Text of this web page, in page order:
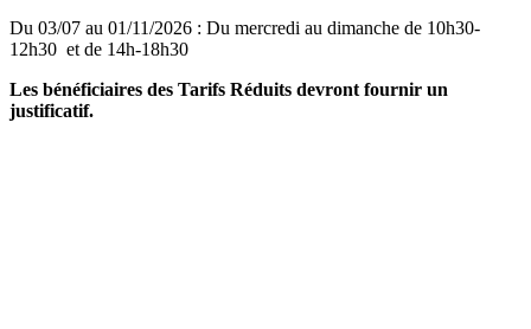
Du 03/07 au 01/11/2026 : Du mercredi au dimanche de 10h30-
12h30 et de 14h-18h30
Les bénéficiaires des Tarifs Réduits devront fournir un
justificatif.